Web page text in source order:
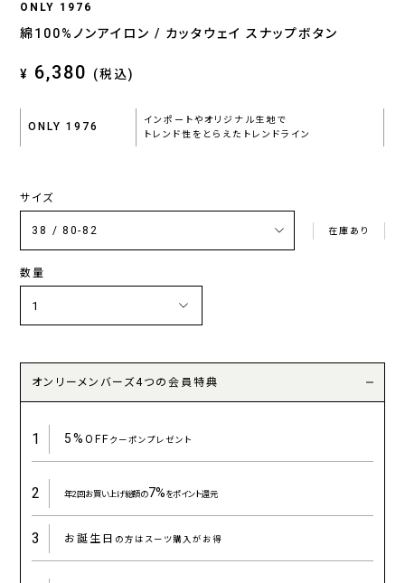
ONLY 1976
綿100%ノンアイロン / カッタウェイ スナップボタン
¥ 6,380 (税込)
ONLY 1976
インポートやオリジナル生地で
トレンド性をとらえたトレンドライン
サイズ
在庫あり
数量
オンリーメンバーズ4つの会員特典
1 5%OFFクーポンプレゼント
2 年2回お買い上げ総額の7%をポイント還元
3 お誕生日 の方はスーツ購入がお得